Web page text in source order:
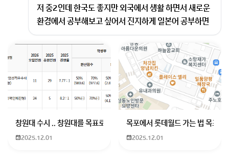
저 중2인데 한국도 좋지만 외국에서 생활 하면서 새로운
환경에서 공부해보고 싶어서 진지하게 일본어 공부하면
서 제 꿈을 키우고 있어요 학교에서 일본어도 배우고 제
가 일본을 엄청 좋아해서 계속 공부하다보니 일본어를 어
느정도 하는데 제가 지금부터 일본어 공부 열심히 해서
고등학교 가기 전에 일본으로 유학가면 잘 살 수 있을까
요? 부모님은 해보고 싶은거 하라는데 잘 모르겠어요ㅠ
세요. 유학을 가든 취업만 일본으로 하든 그런 거랑 잘 살
아갈 수 있는 건 다른 이야기입니다. 하기 나름입니다.
창원대 수시 .. 창원대를 목표로 하고 있는 09년생입니다 지금 제 내신이
2025.12.01
목포에서 롯데월드 가는 법 목포
2025.12.01